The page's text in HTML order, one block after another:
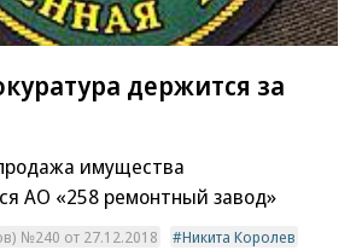
держится за
имущества
АО «258 ремонтный завод»
№240 от 27.12.2018
Никита Королев